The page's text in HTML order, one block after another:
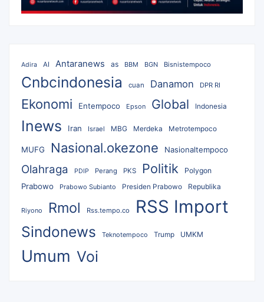
Adira AI Antaranews as BBM BGN Bisnistempoco
Cnbcindonesia cuan Danamon DPR RI
Ekonomi Entempoco Epson Global Indonesia
Inews Iran Israel MBG Merdeka Metrotempoco
MUFG Nasional.okezone Nasionaltempoco
Olahraga PDIP Perang PKS Politik Polygon
Prabowo Prabowo Subianto Presiden Prabowo Republika
Riyono Rmol Rss.tempo.co RSS Import
Sindonews Teknotempoco Trump UMKM
Umum Voi